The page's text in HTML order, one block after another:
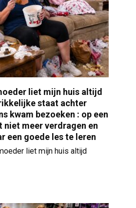
liet mijn huis altijd
staat achter
kwam bezoeken : op een
niet meer verdragen en
een goede les te leren
liet mijn huis altijd